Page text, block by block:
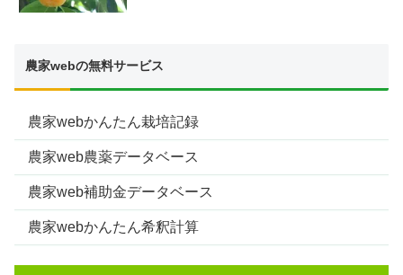
農家webの無料サービス
農家webかんたん栽培記録
農家web農薬データベース
農家web補助金データベース
農家webかんたん希釈計算